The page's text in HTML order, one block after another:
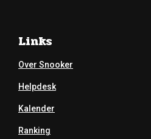
Links
Over Snooker
Helpdesk
Kalender
Ranking